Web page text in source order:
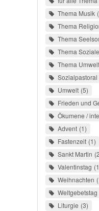
Thema Musik
Thema
Thema
Thema
Thema Umwelt
Sozialpastoral
Umwelt 5
Frieden und
Ökumene /
Advent 1
Fastenzeit 1
Sankt Martin 2
Valentinstag 1
Weihnachten
Weltgebetstag
Liturgie 3